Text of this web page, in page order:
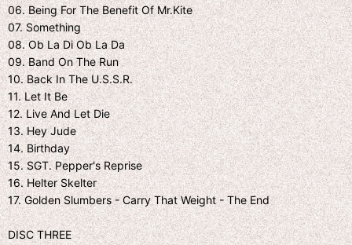
06. Being For The Benefit Of Mr.Kite
07. Something
08. Ob La Di Ob La Da
09. Band On The Run
10. Back In The U.S.S.R.
11. Let It Be
12. Live And Let Die
13. Hey Jude
14. Birthday
15. SGT. Pepper's Reprise
16. Helter Skelter
17. Golden Slumbers - Carry That Weight - The End
DISC THREE